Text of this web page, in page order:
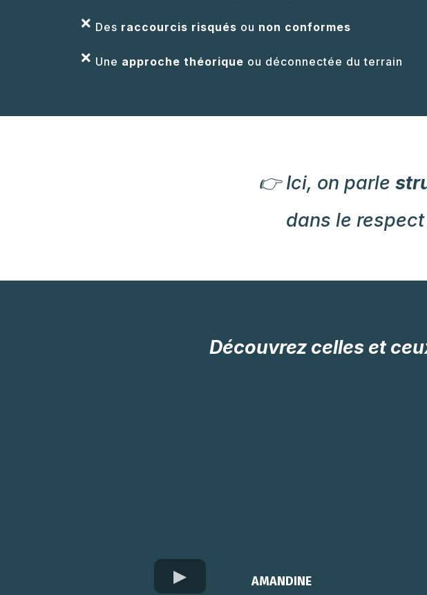
❌ Des raccourcis risqués ou non conformes
❌ Une approche théorique ou déconnectée du terrain
👉 Ici, on parle
dans le
Découvrez celles et
AMANDINE